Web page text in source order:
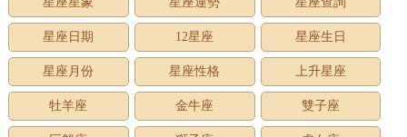
星座日期 12星座 星座生日
星座月份 星座性格 上升星座
牡羊座 金牛座 雙子座